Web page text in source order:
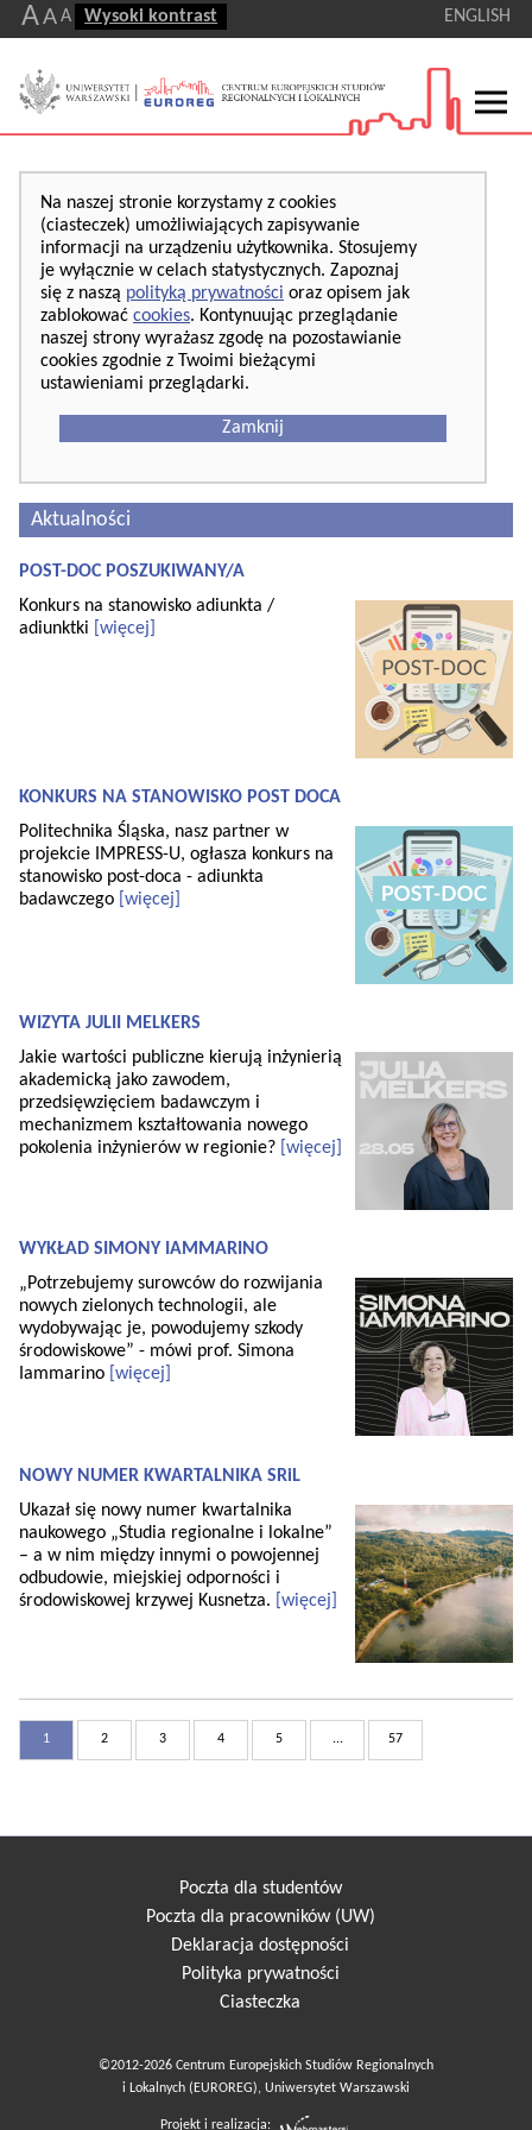
AA A Wysoki kontrast ENGLISH
Na naszej stronie korzystamy z cookies
(ciasteczek) umożliwiających zapisywanie
informacji na urządzeniu użytkownika. Stosujemy
je wyłącznie w celach statystycznych. Zapoznaj
się z naszą polityką prywatności oraz opisem jak
zablokować cookies. Kontynuując przeglądanie
naszej strony wyrażasz zgodę na pozostawianie
cookies zgodnie z Twoimi bieżącymi
ustawieniami przeglądarki.
Zamknij
Aktualności
POST-DOC POSZUKIWANY/A
Konkurs na stanowisko adiunkta /
adiunktki
[więcej]
KONKURS NA STANOWISKO POST DOCA
Politechnika Śląska, nasz partner w
projekcie IMPRESS-U, ogłasza konkurs na
stanowisko post-doca - adiunkta
badawczego [więcej]
WIZYTA JULII MELKERS
Jakie wartości publiczne kierują inżynierią
akademicką jako zawodem,
przedsięwzięciem badawczym i
mechanizmem kształtowania nowego
pokolenia inżynierów w regionie? [więcej]
WYKŁAD SIMONY IAMMARINO
„Potrzebujemy surowców do rozwijania
nowych zielonych technologii, ale
wydobywając je, powodujemy szkody
środowiskowe” - mówi prof. Simona
Iammarino [więcej]
NOWY NUMER KWARTALNIKA SRiL
Ukazał się nowy numer kwartalnika
naukowego „Studia regionalne i lokalne”
– a w nim między innymi o powojennej
odbudowie, miejskiej odporności i
środowiskowej krzywej Kusnetza.
[więcej]
1 2 3 4 5 ... 57
Poczta dla studentów
Poczta dla pracowników (UW)
Deklaracja dostępności
Polityka prywatności
Ciasteczka
©2012-2026 Centrum Europejskich Studiów Regionalnych
i Lokalnych (EUROREG), Uniwersytet Warszawski
Projekt i realizacja: